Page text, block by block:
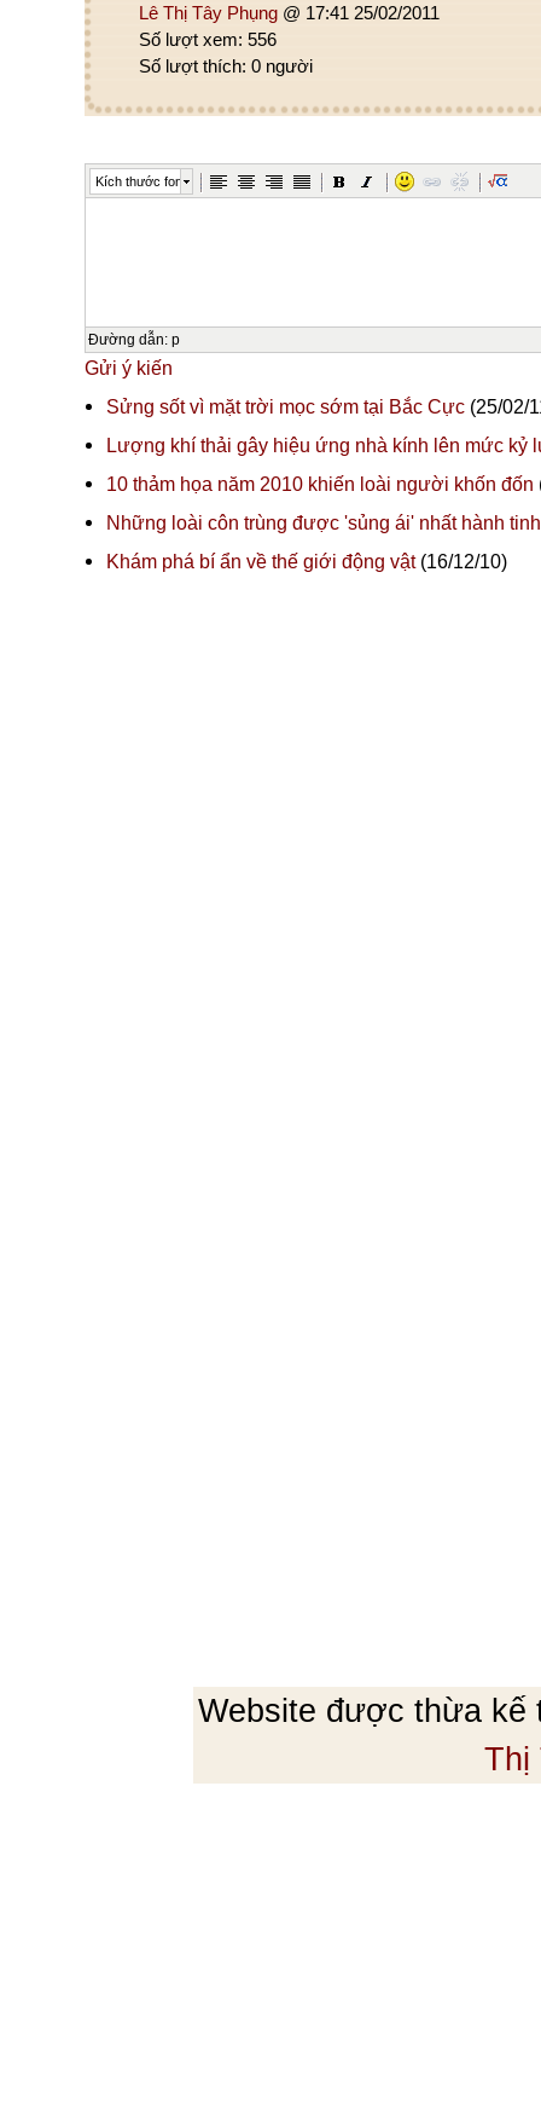
Lê Thị Tây Phụng @ 17:41 25/02/2011
Số lượt xem: 556
Số lượt thích: 0 người
Kích thước font
Đường dẫn: p
Gửi ý kiến
Sửng sốt vì mặt trời mọc sớm tại Bắc Cực (25/02/
Lượng khí thải gây hiệu ứng nhà kính lên mức kỷ
10 thảm họa năm 2010 khiến loài người khốn đốn
Những loài côn trùng được 'sủng ái' nhất hành tinh
Khám phá bí ẩn về thế giới động vật(16/12/10)
Website được thừa
Thị